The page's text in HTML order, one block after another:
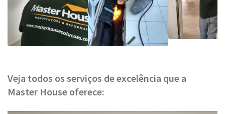
Veja todos os serviços de excelência que a
Master House oferece: